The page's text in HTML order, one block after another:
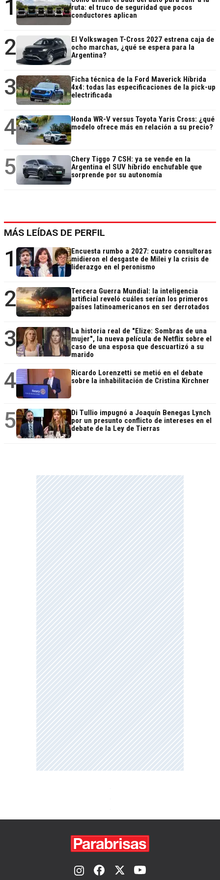
1
ruta: el truco de seguridad que pocos
conductores aplican
2
El Volkswagen T-Cross 2027 estrena caja de
ocho marchas, ¿qué se espera para la
Argentina?
3
Ficha técnica de la Ford Maverick Híbrida
4x4: todas las especificaciones de la pick-up
electrificada
4
Honda WR-V versus Toyota Yaris Cross: ¿qué
modelo ofrece más en relación a su precio?
5
Chery Tiggo 7 CSH: ya se vende en la
Argentina el SUV híbrido enchufable que
sorprende por su autonomía
MÁS LEÍDAS DE PERFIL
1
Encuesta rumbo a 2027: cuatro consultoras
midieron el desgaste de Milei y la crisis de
liderazgo en el peronismo
2
Tercera Guerra Mundial: la inteligencia
artificial reveló cuáles serían los primeros
países latinoamericanos en ser derrotados
3
La historia real de "Elize: Sombras de una
mujer", la nueva película de Netflix sobre el
caso de una esposa que descuartizó a su
marido
4
Ricardo Lorenzetti se metió en el debate
sobre la inhabilitación de Cristina Kirchner
5
Di Tullio impugnó a Joaquín Benegas Lynch
por un presunto conflicto de intereses en el
debate de la Ley de Tierras